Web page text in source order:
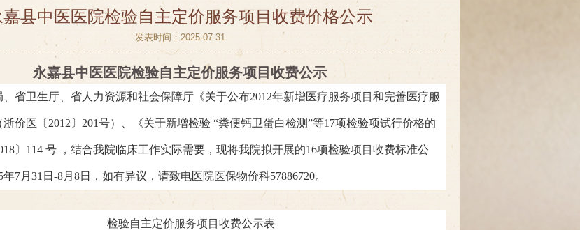
嘉县中医医院检验自主定价服务项目收费价格公示
发表时间：2025-07-31
永嘉县中医医院检验自主定价服务项目 收费公示
、省卫生厅、省人力资源和社会保障厅《关于公布2012年新增医疗服务项目和完善医疗服
价医〔2012〕201号）、 《关于新增检验 “粪便钙卫蛋白检测”等17项检验项试行价格的
〕114 号 ， 结合我院临床工作实际需要， 现将我院拟开展的16项检验项目 收费标准公
年7月31日-8月8日， 如有异议，请致电医院医保物价科57886720。
检验自主定价服务项目 收费公示表